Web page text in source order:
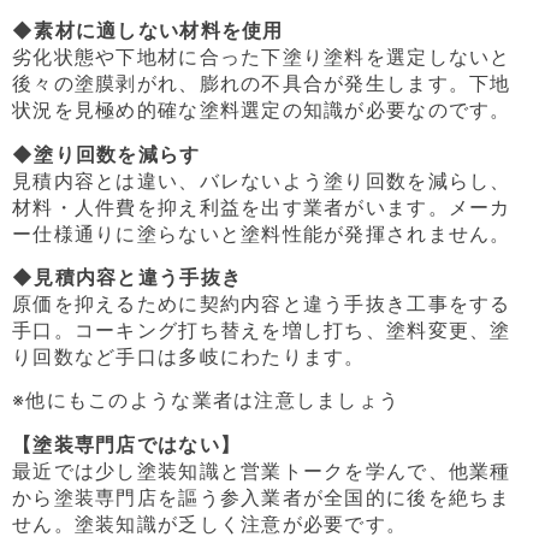
◆素材に適しない材料を使用
劣化状態や下地材に合った下塗り塗料を選定しないと
後々の塗膜剥がれ、膨れの不具合が発生します。下地
状況を見極め的確な塗料選定の知識が必要なのです。
◆塗り回数を減らす
見積内容とは違い、バレないよう塗り回数を減らし、
材料・人件費を抑え利益を出す業者がいます。メーカ
ー仕様通りに塗らないと塗料性能が発揮されません。
◆見積内容と違う手抜き
原価を抑えるために契約内容と違う手抜き工事をする
手口。コーキング打ち替えを増し打ち、塗料変更、塗
り回数など手口は多岐にわたります。
※他にもこのような業者は注意しましょう
【塗装専門店ではない】
最近では少し塗装知識と営業トークを学んで、他業種
から塗装専門店を謳う参入業者が全国的に後を絶ちま
せん。塗装知識が乏しく注意が必要です。